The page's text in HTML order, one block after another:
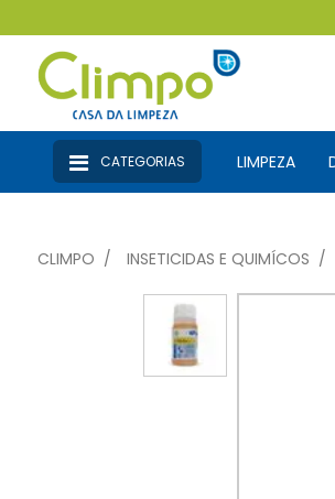
CATEGORIAS LIMPEZA
CLIMPO INSETICIDAS E QUIMÍCOS